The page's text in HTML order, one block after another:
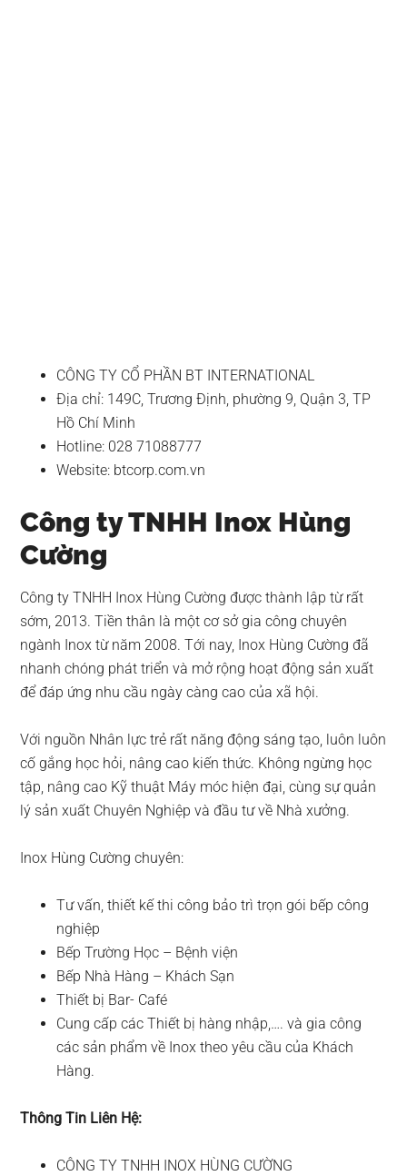
CÔNG TY CỔ PHẦN BT INTERNATIONAL
Địa chỉ: 149C, Trương Định, phường 9, Quận 3, TP
Hồ Chí Minh
Hotline: 028 71088777
Website: btcorp.com.vn
Công ty TNHH Inox Hùng
Cường
Công ty TNHH Inox Hùng Cường được thành lập từ rất
sớm, 2013. Tiền thân là một cơ sở gia công chuyên
ngành Inox từ năm 2008. Tới nay, Inox Hùng Cường đã
nhanh chóng phát triển và mở rộng hoạt động sản xuất
để đáp ứng nhu cầu ngày càng cao của xã hội.
Với nguồn Nhân lực trẻ rất năng động sáng tạo, luôn luôn
cố gắng học hỏi, nâng cao kiến thức. Không ngừng học
tập, nâng cao Kỹ thuật Máy móc hiện đại, cùng sự quản
lý sản xuất Chuyên Nghiệp và đầu tư về Nhà xưởng.
Inox Hùng Cường chuyên:
Tư vấn, thiết kế thi công bảo trì trọn gói bếp công
nghiệp
Bếp Trường Học – Bệnh viện
Bếp Nhà Hàng – Khách Sạn
Thiết bị Bar- Café
Cung cấp các Thiết bị hàng nhập,…. và gia công
các sản phẩm về Inox theo yêu cầu của Khách
Hàng.
Thông Tin Liên Hệ:
CÔNG TY TNHH INOX HÙNG CƯỜNG